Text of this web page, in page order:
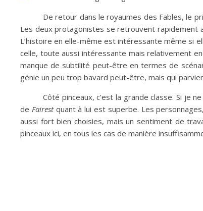
De retour dans le royaumes des Fables, le
Les deux protagonistes se retrouvent rapidement
L’histoire en elle-même est intéressante même si
celle, toute aussi intéressante mais relativement
manque de subtilité peut-être en termes de
génie un peu trop bavard peut-être, mais qui
Côté pinceaux, c’est la grande classe. Si je
de Fairestquant à lui est superbe. Les
aussi fort bien choisies, mais un sentiment de
pinceaux ici, en tous les cas de manière